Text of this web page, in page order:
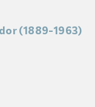
(1889-1963)